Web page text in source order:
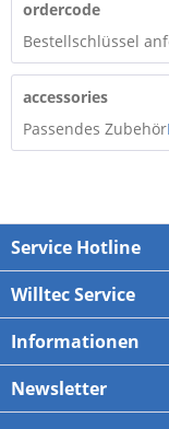
ordercode
Bestellschlüssel
accessories
Passendes Zubehör
Service Hotline
Willtec Service
Informationen
Newsletter